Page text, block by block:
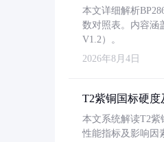
本文详细解析
数对照表。内容涵
V1.2）。
2026年8月4日
T2紫铜国标硬
本文系统解读T2紫
性能指标及影响因